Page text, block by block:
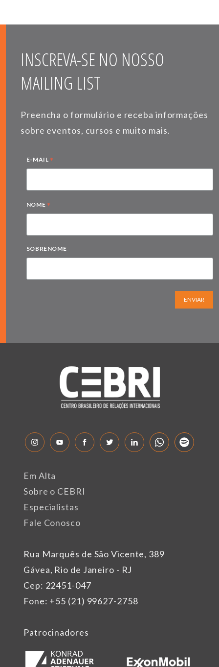
INSCREVA-SE NO NOSSO
MAILING LIST
Preencha o formulário e receba informações
sobre eventos, cursos e muito mais.
E-MAIL *
NOME *
SOBRENOME
ENVIAR
Rua Marquês de São Vicente, 389
Gávea, Rio de Janeiro - RJ
Cep: 22451-047
Fone: +55 (21) 99627-2758
Em Alta
Sobre o CEBRI
Especialistas
Fale Conosco
Patrocinadores